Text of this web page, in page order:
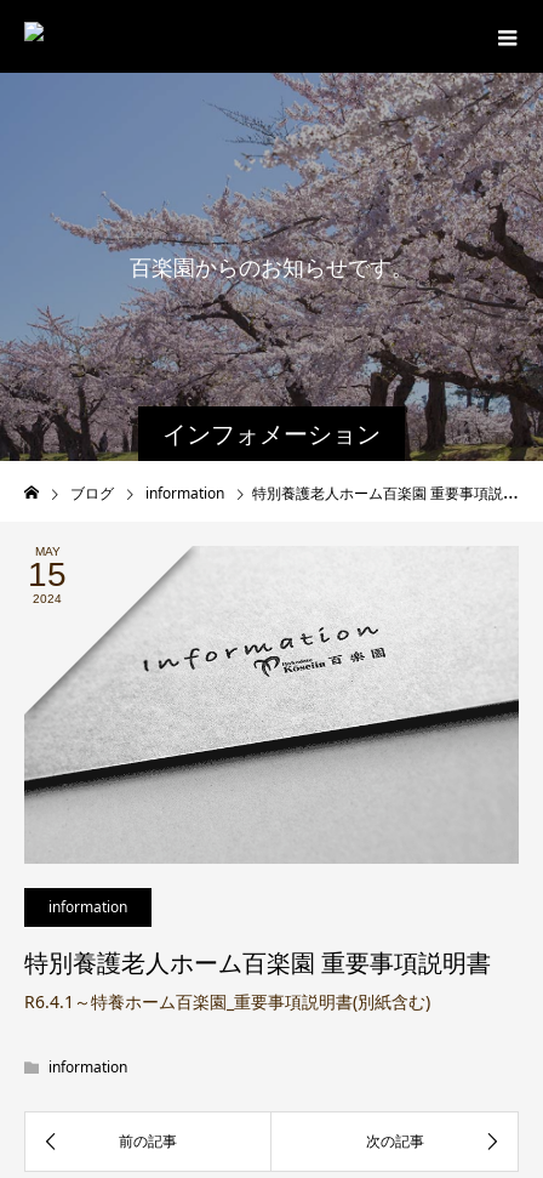
インフォメーション
百楽園からのお知らせです。
最
ブログ information 特別養護老人ホーム百楽園 重要事項説明書
MAY
15
2024
information
特別養護老人ホーム百楽園 重要事項説明書
R6.4.1～特養ホーム百楽園_重要事項説明書(別紙含む)
information